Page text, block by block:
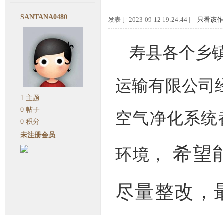
SANTANA0480
1 主题
0 帖子
0 积分
未注册会员
发表于 2023-09-12 19:24:44 | 只看该
寿县各个乡
运输有限公司
空气净化系
环境，
希望
尽量整改，